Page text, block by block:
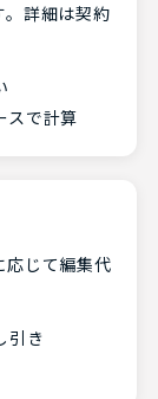
詳細は契約
スで計算
じて編集代
引き